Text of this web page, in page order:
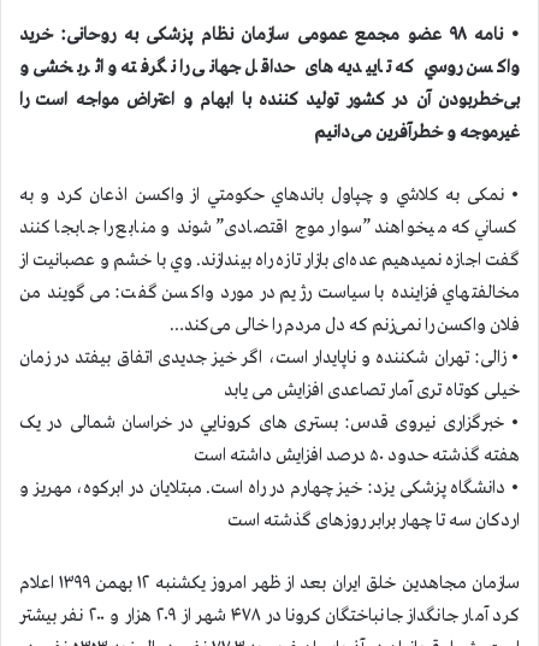
• نامه ۹۸ عضو مجمع عمومی سازمان نظام پزشکی به روحانی: خرید
واکسن روسي که تاییدیه های حداقل جهانی را نگرفته و اثربخشی و
بی‌خطربودن آن در کشور تولید کننده با ابهام و اعتراض مواجه است را
غیرموجه و خطرآفرین می‌دانیم
• نمکی به كلاشي و چپاول باندهاي حكومتي از واكسن اذعان كرد و به
كساني كه ميخواهند ”سوار موج اقتصادی” شوند و منابع را جابجا كنند
گفت اجازه نميدهيم عده‌ای بازار تازه راه بیندازند. وي با خشم و عصبانيت از
مخالفتهاي فزاينده با سياست رژيم در مورد واكسن گفت: می‌گویند من
فلان واکسن را نمی‌زنم که دل مردم را خالی می‌کند…
• زالی: تهران شکننده و ناپایدار است، اگر خیز جدیدی اتفاق بیفتد در زمان
خیلی کوتاه تری آمار تصاعدی افزایش می یابد
• خبرگزاری نیروی قدس: بستری های کرونايي در خراسان شمالی در یک
هفته گذشته حدود ۵۰ درصد افزایش داشته است
• دانشگاه پزشکی یزد: خیز چهارم در راه است. مبتلایان در ابرکوه، مهریز و
اردکان سه تا چهار برابر روزهای گذشته است
سازمان مجاهدين خلق ايران بعد از ظهر امروز یکشنبه ۱۲ بهمن ۱۳۹۹ اعلام
كرد آمار جانگداز جانباختگان كرونا در ۴۷۸ شهر از ۲۰۹ هزار و ۲۰۰ نفر بيشتر